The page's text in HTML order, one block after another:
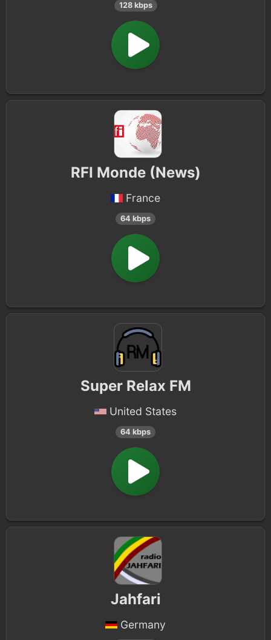
128 kbps
RFI Monde (News)
France
64 kbps
Super Relax FM
United States
64 kbps
Jahfari
Germany